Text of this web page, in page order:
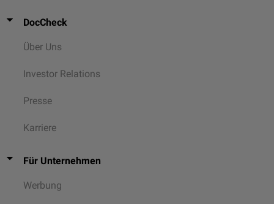
DocCheck
Über Uns
Investor Relations
Presse
Karriere
Für Unternehmen
Werbung